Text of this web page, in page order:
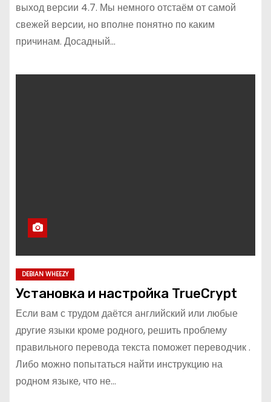
выход версии 4.7. Мы немного отстаём от самой
свежей версии, но вполне понятно по каким
причинам. Досадный…
DEBIAN WHEEZY
Установка и настройка TrueCrypt
Если вам с трудом даётся английский или любые
другие языки кроме родного, решить проблему
правильного перевода текста поможет переводчик .
Либо можно попытаться найти инструкцию на
родном языке, что не…